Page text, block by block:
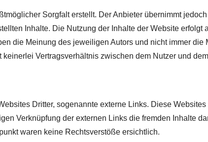
Sorgfalt erstellt. Der Anbieter übernimmt
Inhalte. Die Nutzung der Inhalte der Website erfolgt
die Meinung des jeweiligen Autors und nicht immer die
Vertragsverhältnis zwischen dem Nutzer und
Dritter, sogenannte externe Links. Diese
Verknüpfung der externen Links die fremden Inhalte
waren keine Rechtsverstöße ersichtlich.